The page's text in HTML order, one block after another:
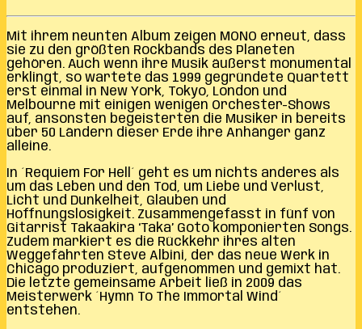
Mit ihrem neunten Album zeigen MONO erneut, dass
sie zu den größten Rockbands des Planeten
gehören. Auch wenn ihre Musik äußerst monumental
erklingt, so wartete das 1999 gegründete Quartett
erst einmal in New York, Tokyo, London und
Melbourne mit einigen wenigen Orchester-Shows
auf, ansonsten begeisterten die Musiker in bereits
über 50 Ländern dieser Erde ihre Anhänger ganz
alleine.
In ´Requiem For Hell´ geht es um nichts anderes als
um das Leben und den Tod, um Liebe und Verlust,
Licht und Dunkelheit, Glauben und
Hoffnungslosigkeit. Zusammengefasst in fünf von
Gitarrist Takaakira ‘Taka’ Goto komponierten Songs.
Zudem markiert es die Rückkehr ihres alten
Weggefährten Steve Albini, der das neue Werk in
Chicago produziert, aufgenommen und gemixt hat.
Die letzte gemeinsame Arbeit ließ in 2009 das
Meisterwerk ´Hymn To The Immortal Wind´
entstehen.